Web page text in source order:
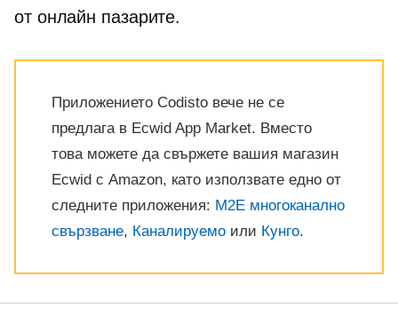
от онлайн пазарите.
Приложението Codisto вече не се
предлага в Ecwid App Market. Вместо
това можете да свържете вашия магазин
Ecwid с Amazon, като използвате едно от
следните приложения: M2E многоканално
свързване, Каналируемо или Кунго.